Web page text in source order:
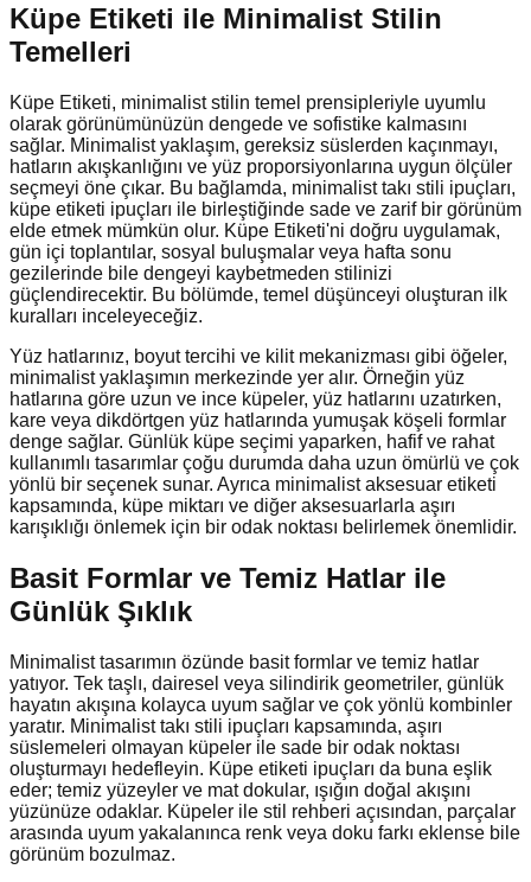
Küpe Etiketi ile Minimalist Stilin
Temelleri
Küpe Etiketi, minimalist stilin temel prensipleriyle uyumlu
olarak görünümünüzün dengede ve sofistike kalmasını
sağlar. Minimalist yaklaşım, gereksiz süslerden kaçınmayı,
hatların akışkanlığını ve yüz proporsiyonlarına uygun ölçüler
seçmeyi öne çıkar. Bu bağlamda, minimalist takı stili ipuçları,
küpe etiketi ipuçları ile birleştiğinde sade ve zarif bir görünüm
elde etmek mümkün olur. Küpe Etiketi'ni doğru uygulamak,
gün içi toplantılar, sosyal buluşmalar veya hafta sonu
gezilerinde bile dengeyi kaybetmeden stilinizi
güçlendirecektir. Bu bölümde, temel düşünceyi oluşturan ilk
kuralları inceleyeceğiz.
Yüz hatlarınız, boyut tercihi ve kilit mekanizması gibi öğeler,
minimalist yaklaşımın merkezinde yer alır. Örneğin yüz
hatlarına göre uzun ve ince küpeler, yüz hatlarını uzatırken,
kare veya dikdörtgen yüz hatlarında yumuşak köşeli formlar
denge sağlar. Günlük küpe seçimi yaparken, hafif ve rahat
kullanımlı tasarımlar çoğu durumda daha uzun ömürlü ve çok
yönlü bir seçenek sunar. Ayrıca minimalist aksesuar etiketi
kapsamında, küpe miktarı ve diğer aksesuarlarla aşırı
karışıklığı önlemek için bir odak noktası belirlemek önemlidir.
Basit Formlar ve Temiz Hatlar ile
Günlük Şıklık
Minimalist tasarımın özünde basit formlar ve temiz hatlar
yatıyor. Tek taşlı, dairesel veya silindirik geometriler, günlük
hayatın akışına kolayca uyum sağlar ve çok yönlü kombinler
yaratır. Minimalist takı stili ipuçları kapsamında, aşırı
süslemeleri olmayan küpeler ile sade bir odak noktası
oluşturmayı hedefleyin. Küpe etiketi ipuçları da buna eşlik
eder; temiz yüzeyler ve mat dokular, ışığın doğal akışını
yüzünüze odaklar. Küpeler ile stil rehberi açısından, parçalar
arasında uyum yakalanınca renk veya doku farkı eklense bile
görünüm bozulmaz.